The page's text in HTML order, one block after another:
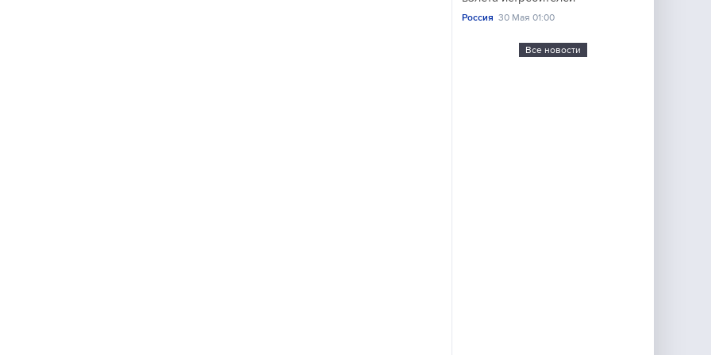
Россия 30 Мая 01:00
Все новости